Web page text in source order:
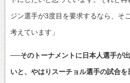
ジン選手が3度目を要求するなら、そ
考えています」
──そのトーナメントに日本人選手が
いと、やはりスーチョル選手の試合